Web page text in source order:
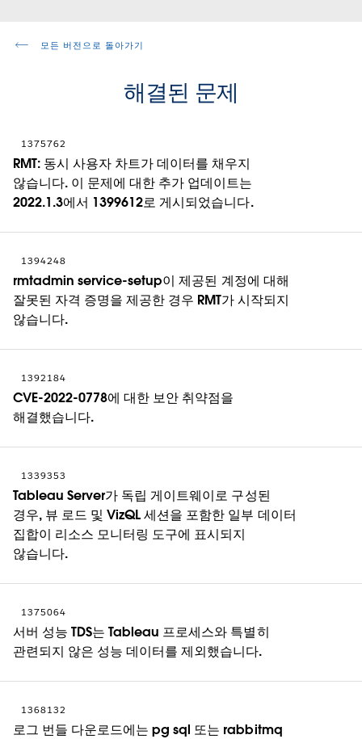
모든 버전으로 돌아가기
해결된 문제
1375762
RMT: 동시 사용자 차트가 데이터를 채우지
않습니다. 이 문제에 대한 추가 업데이트는
2022.1.3에서 1399612로 게시되었습니다.
1394248
rmtadmin service-setup이 제공된 계정에 대해
잘못된 자격 증명을 제공한 경우 RMT가 시작되지
않습니다.
1392184
CVE-2022-0778에 대한 보안 취약점을
해결했습니다.
1339353
Tableau Server가 독립 게이트웨이로 구성된
경우, 뷰 로드 및 VizQL 세션을 포함한 일부 데이터
집합이 리소스 모니터링 도구에 표시되지
않습니다.
1375064
서버 성능 TDS는 Tableau 프로세스와 특별히
관련되지 않은 성능 데이터를 제외했습니다.
1368132
로그 번들 다운로드에는 pg sql 또는 rabbitmq